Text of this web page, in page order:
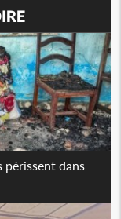
périssent dans